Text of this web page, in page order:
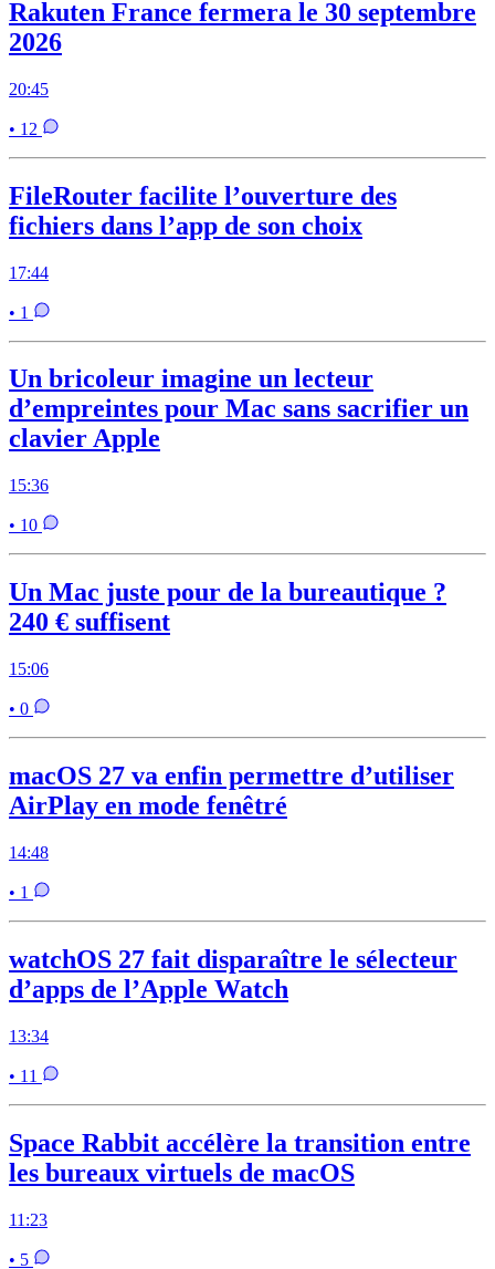
Rakuten France fermera le 30 septembre
2026
20:45
• 12
FileRouter facilite l’ouverture des
fichiers dans l’app de son choix
17:44
• 1
Un bricoleur imagine un lecteur
d’empreintes pour Mac sans sacrifier un
clavier Apple
15:36
• 10
Un Mac juste pour de la bureautique ?
240 € suffisent
15:06
• 0
macOS 27 va enfin permettre d’utiliser
AirPlay en mode fenêtré
14:48
• 1
watchOS 27 fait disparaître le sélecteur
d’apps de l’Apple Watch
13:34
• 11
Space Rabbit accélère la transition entre
les bureaux virtuels de macOS
11:23
• 5